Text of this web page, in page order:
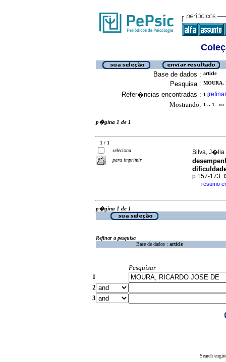
Base de dados : article
Pesquisa : MOURA,
Refer�ncias encontradas : 1 [refinar
Mostrando: 1 .. 1 no
p�gina 1 de 1
1 / 1
seleciona
para imprimir
Silva, J�lia
p.157-173.
· resumo
p�gina 1 de 1
Refinar a pesquisa
Base de dados : article
Pesquisar
1
2
3
Search